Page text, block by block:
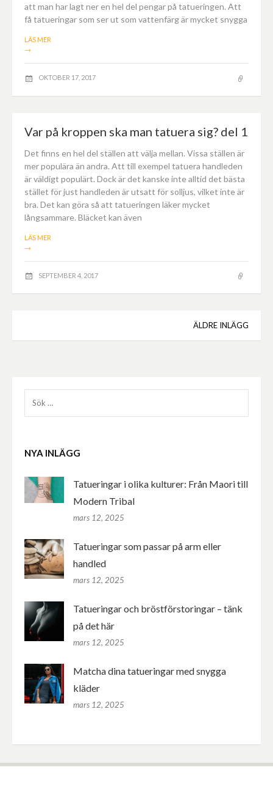
att man har lagt ner en hel del pengar på tatueringen. Att
få tatueringar som ser ut som vattenfärg är mycket snygga
LÄS MER
→
OKTOBER 17, 2017
Var på kroppen ska man tatuera sig? del 1
Det finns en hel del ställen att välja mellan. Vissa ställen är
mer populära än andra. Att till exempel tatuera handleden
är väldigt populärt. Dock är det kanske inte alltid det bästa
stället för just handleden är utsatt för solljus, vilket inte är
bra. Det kan göra så att tatueringen läker mycket
långsammare. Bläcket kan även
LÄS MER
→
SEPTEMBER 4, 2017
ÄLDRE INLÄGG
efter:
NYA INLÄGG
Tatueringar i olika kulturer: Från Maori till
Modern Tribal
mars 12, 2025
Tatueringar som passar på arm eller
handled
mars 12, 2025
Tatueringar och bröstförstoringar – tänk
på det här
mars 12, 2025
Matcha dina tatueringar med snygga
kläder
mars 12, 2025